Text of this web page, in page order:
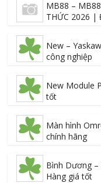
MB88 –
THỨC 2026 |
New –
công nghiệp
New Module
tốt
Màn hình
chính hãng
Bình Dương –
Hàng giá tốt